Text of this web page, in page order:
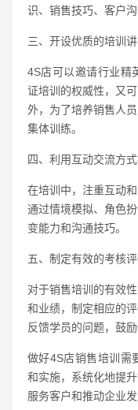
识、销售技巧、客户沟
三、开设优质的培训
4S店可以邀请行业精
证培训的权威性，又
外，为了培养销售人
集体训练。
四、利用互动交流方
在培训中，注重互动
通过情境模拟、角色
变能力和沟通技巧。
五、制定有效的考核
对于销售培训的有效
和业绩，制定相应的
反馈学员的问题，鼓
做好4S店销售培训需
和实施，系统化地提
服务客户和推动企业发